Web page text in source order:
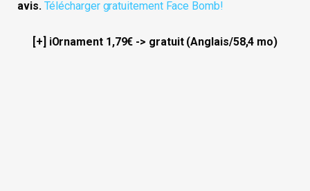
avis. Télécharger gratuitement Face Bomb!
[+] iOrnament 1,79€ -> gratuit (Anglais/58,4 mo)